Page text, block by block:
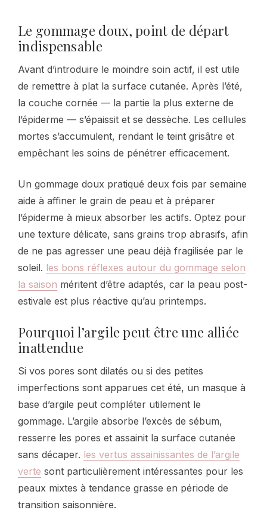
Le gommage doux, point de départ
indispensable
Avant d’introduire le moindre soin actif, il est utile
de remettre à plat la surface cutanée. Après l’été,
la couche cornée — la partie la plus externe de
l’épiderme — s’épaissit et se dessèche. Les cellules
mortes s’accumulent, rendant le teint grisâtre et
empêchant les soins de pénétrer efficacement.
Un gommage doux pratiqué deux fois par semaine
aide à affiner le grain de peau et à préparer
l’épiderme à mieux absorber les actifs. Optez pour
une texture délicate, sans grains trop abrasifs, afin
de ne pas agresser une peau déjà fragilisée par le
soleil. les bons réflexes autour du gommage selon
la saison méritent d’être adaptés, car la peau post-
estivale est plus réactive qu’au printemps.
Pourquoi l’argile peut être une alliée
inattendue
Si vos pores sont dilatés ou si des petites
imperfections sont apparues cet été, un masque à
base d’argile peut compléter utilement le
gommage. L’argile absorbe l’excès de sébum,
resserre les pores et assainit la surface cutanée
sans décaper. les vertus assainissantes de l’argile
verte sont particulièrement intéressantes pour les
peaux mixtes à tendance grasse en période de
transition saisonnière.